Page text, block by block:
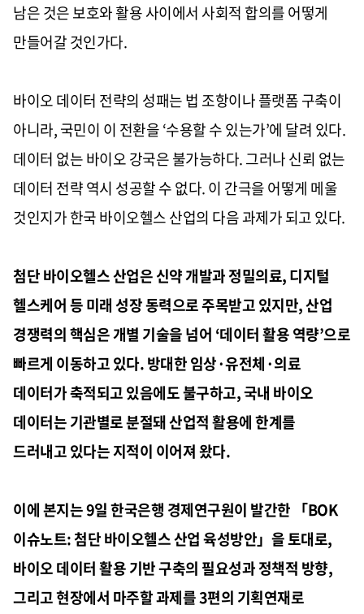
남은 것은 보호와 활용 사이에서 사회적 합의를 어떻게
만들어갈 것인가다.
바이오 데이터 전략의 성패는 법 조항이나 플랫폼 구축이
아니라, 국민이 이 전환을 ‘수용할 수 있는가’에 달려 있다.
데이터 없는 바이오 강국은 불가능하다. 그러나 신뢰 없는
데이터 전략 역시 성공할 수 없다. 이 간극을 어떻게 메울
것인지가 한국 바이오헬스 산업의 다음 과제가 되고 있다.
첨단 바이오헬스 산업은 신약 개발과 정밀의료, 디지털
헬스케어 등 미래 성장 동력으로 주목받고 있지만, 산업
경쟁력의 핵심은 개별 기술을 넘어 ‘데이터 활용 역량’으로
빠르게 이동하고 있다. 방대한 임상·유전체·의료
데이터가 축적되고 있음에도 불구하고, 국내 바이오
데이터는 기관별로 분절돼 산업적 활용에 한계를
드러내고 있다는 지적이 이어져 왔다.
이에 본지는 9일 한국은행 경제연구원이 발간한 「BOK
이슈노트: 첨단 바이오헬스 산업 육성방안」을 토대로,
바이오 데이터 활용 기반 구축의 필요성과 정책적 방향,
그리고 현장에서 마주할 과제를 3편의 기획연재로